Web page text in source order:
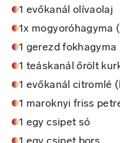
1 evőkanál olívaolaj
1x mogyoróhagyma
1 gerezd
1 teáskanál őrölt
1 evőkanál citromlé
1 maroknyi friss
1 egy csipet só